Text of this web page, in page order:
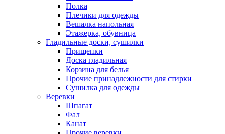
Полка
Плечики для одежды
Вешалка напольная
Этажерка, обувница
Гладильные доски, сушилки
Прищепки
Доска гладильная
Корзина для белья
Прочие принадлежности для стирки
Сушилка для одежды
Веревки
Шпагат
Фал
Канат